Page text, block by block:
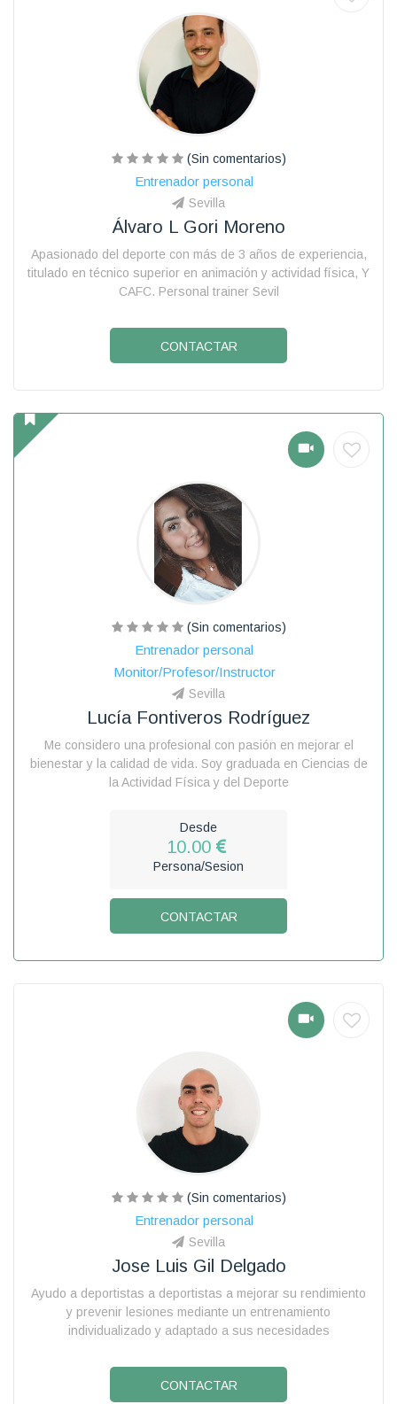
(Sin comentarios)
Entrenador personal
Sevilla
Álvaro L Gori Moreno
Apasionado del deporte con más de 3 años de experiencia,
titulado en técnico superior en animación y actividad física, Y
CAFC. Personal trainer Sevil
CONTACTAR
(Sin comentarios)
Entrenador personal
Monitor/Profesor/Instructor
Sevilla
Lucía Fontiveros Rodríguez
Me considero una profesional con pasión en mejorar el
bienestar y la calidad de vida. Soy graduada en Ciencias de
la Actividad Física y del Deporte
Desde
10.00
Persona/Sesion
CONTACTAR
(Sin comentarios)
Entrenador personal
Sevilla
Jose Luis Gil Delgado
Ayudo a deportistas a deportistas a mejorar su rendimiento
y prevenir lesiones mediante un entrenamiento
individualizado y adaptado a sus necesidades
CONTACTAR